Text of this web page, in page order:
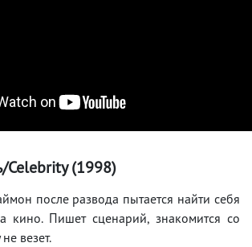
Celebrity (1998)
после развода пытается найти себя
Пишет сценарий, знакомится со
везет.